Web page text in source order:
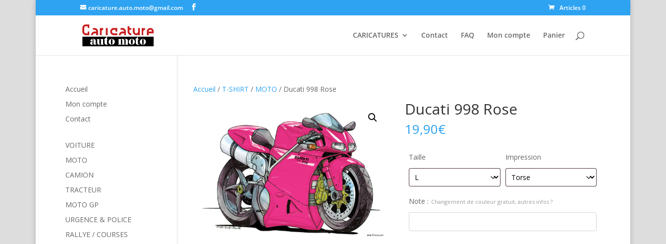
caricature.auto.moto@gmail.com Articles 0
CARICATURES Contact FAQ Mon compte Panier
Accueil / T-SHIRT / MOTO / Ducati 998 Rose
Ducati 998 Rose
19,90€
Taille Impression
Note : Changement de couleur gratuit, autres infos ?
Accueil
Mon compte
Contact
VOITURE
MOTO
CAMION
TRACTEUR
MOTO GP
URGENCE & POLICE
RALLYE / COURSES